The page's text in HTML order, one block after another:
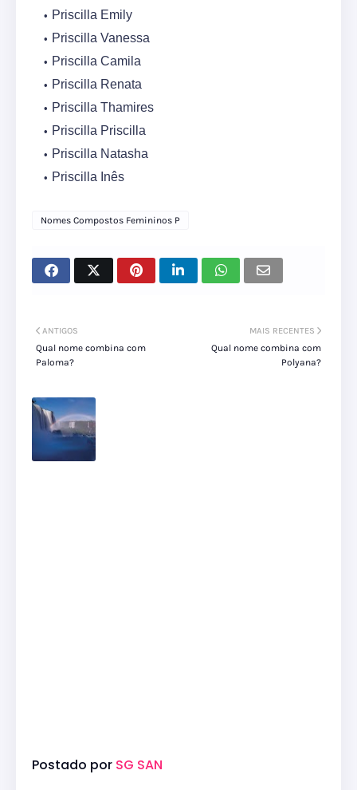
Priscilla Emily
Priscilla Vanessa
Priscilla Camila
Priscilla Renata
Priscilla Thamires
Priscilla Priscilla
Priscilla Natasha
Priscilla Inês
Nomes Compostos Femininos P
MAIS RECENTES
Qual nome combina com
Polyana?
ANTIGOS
Qual nome combina com
Paloma?
Postado por SG SAN